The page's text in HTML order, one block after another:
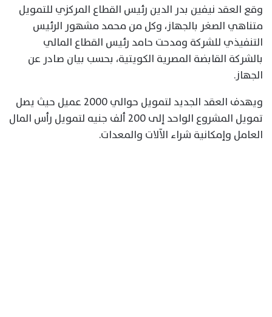
وقع العقد نيفين بدر الدين رئيس القطاع المركزي للتمويل
متناهي الصغر بالجهاز، وكل من محمد مشهور الرئيس
التنفيذي للشركة ومدحت حامد رئيس القطاع المالي
بالشركة القابضة المصرية الكويتية، بحسب بيان صادر عن
الجهاز.
ويهدف العقد الجديد لتمويل حوالي 2000 عميل حيث يصل
تمويل المشروع الواحد إلى 200 ألف جنيه لتمويل رأس المال
العامل وإمكانية شراء الآلات والمعدات.